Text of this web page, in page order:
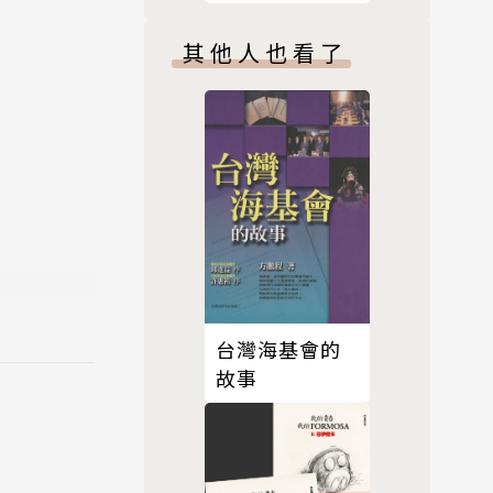
能讓我
譬如無
其獨特
自己的
其他人也看了
台灣海基會的
故事